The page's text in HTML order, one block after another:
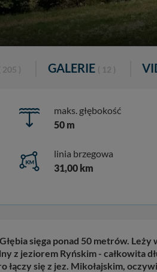
205 ) GALERIE ( 12 )
maks. głębokość
50 m
linia brzegowa
31,00 km
sięga ponad 50 metrów. Leży
z jeziorem Ryńskim - całkowita
łączy się z jez. Mikołajskim,